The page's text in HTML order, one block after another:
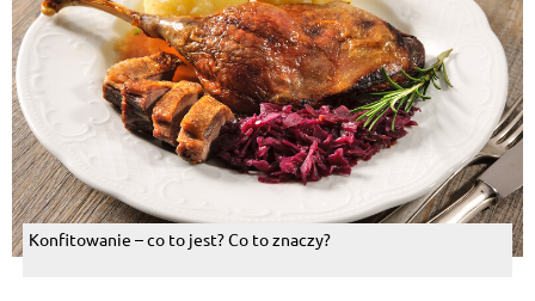
Konfitowanie – co to jest? Co to znaczy?